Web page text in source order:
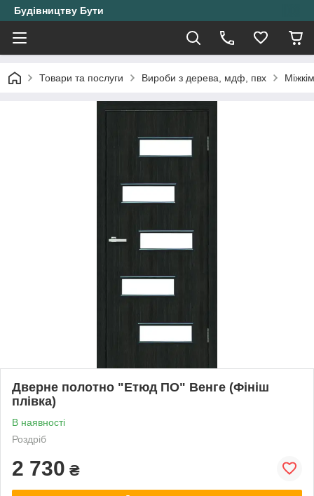
Будівництву Бути
Товари та послуги Вироби з дерева, мдф, пвх
Дверне полотно "Етюд ПО" Венге (Фініш
плівка)
В наявності
Роздріб
2 730 ₴